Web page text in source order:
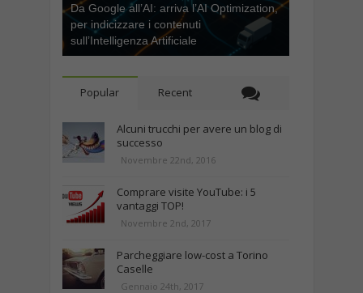
Da Google all’AI: arriva l’AI Optimization,
per indicizzare i contenuti
sull’Intelligenza Artificiale
Popular Recent
Alcuni trucchi per avere un blog di
successo
Novembre 22nd, 2016
Comprare visite YouTube: i 5
vantaggi TOP!
Novembre 2nd, 2017
Parcheggiare low-cost a Torino
Caselle
Gennaio 24th, 2017